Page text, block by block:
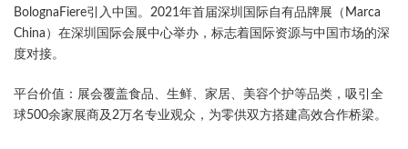
BolognaFiere引入中国。2021年首届深圳国际自有品牌展（Marca
China）在深圳国际会展中心举办，标志着国际资源与中国市场的深
度对接。
​平台价值​：展会覆盖食品、生鲜、家居、美容个护等品类，吸引全
球500余家展商及2万名专业观众，为零供双方搭建高效合作桥梁。